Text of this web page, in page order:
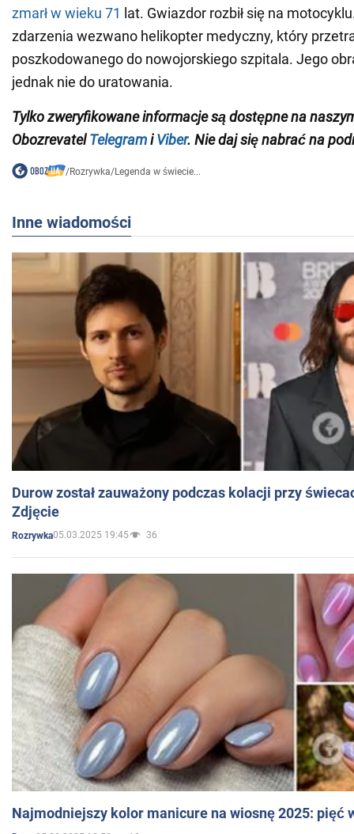
zmarł w wieku 71 lat. Gwiazdor rozbił się na
zdarzenia wezwano helikopter medyczny, który
poszkodowanego do nowojorskiego szpitala. Jego
jednak nie do uratowania.
Tylko zweryfikowane informacje są dostępne na
ObozrevatelTelegramiViber. Nie daj się nabrać na
/Rozrywka/Legenda w świecie...
Inne wiadomości
Durow został zauważony podczas kolacji przy
Zdjęcie
Rozrywka05.03.2025 19:45 36
Najmodniejszy kolor manicure na wiosnę 2025: pięć